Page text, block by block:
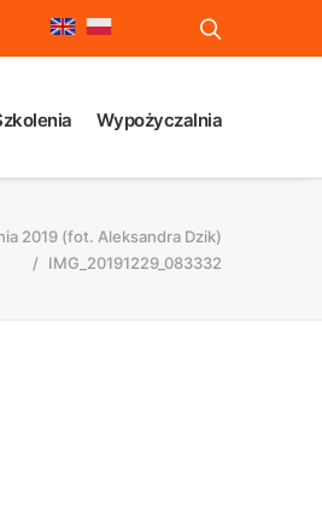
Wypożyczalnia
2019 (fot. Aleksandra Dzik)
IMG_20191229_083332